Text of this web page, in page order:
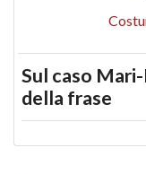
Sul caso
della frase